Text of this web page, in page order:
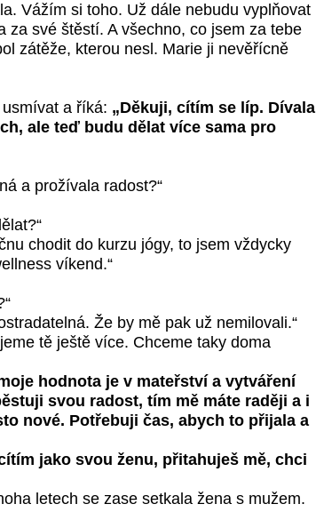
Vážím si toho. Už dále nebudu vyplňovat
své štěstí. A všechno, co jsem za tebe
zátěže, kterou nesl. Marie ji nevěřícně
a říká: „Děkuji, cítím se líp. Dívala
ale teď budu dělat více sama pro
a prožívala radost?“
chodit do kurzu jógy, to jsem vždycky
víkend.“
Že by mě pak už nemilovali.“
tě ještě více. Chceme taky doma
hodnota je v mateřství a vytváření
svou radost, tím mě máte raději a i
nové. Potřebuji čas, abych to přijala a
jako svou ženu, přitahuješ mě, chci
letech se zase setkala žena s mužem.